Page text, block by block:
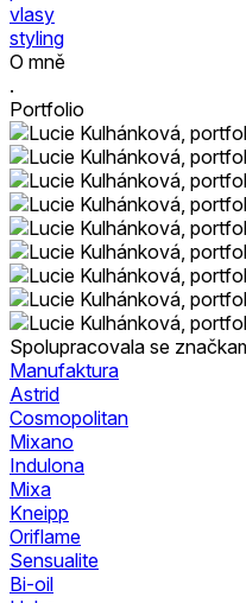
vlasy
styling
O mně
.
Portfolio
Spolupracovala se
Manufaktura
Astrid
Cosmopolitan
Mixano
Indulona
Mixa
Kneipp
Oriflame
Sensualite
Bi-oil